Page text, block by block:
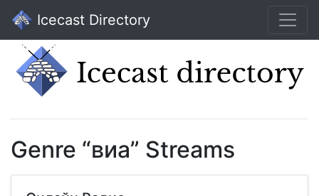
Icecast Directory
Genre “виа” Streams